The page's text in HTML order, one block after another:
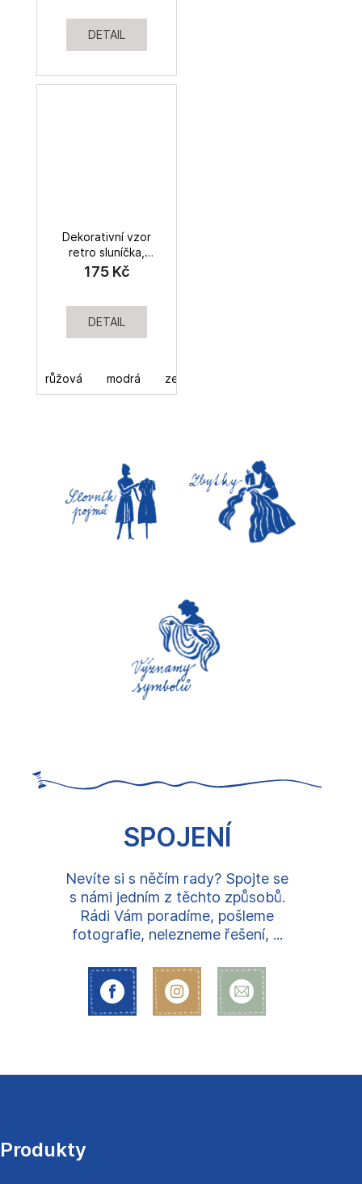
DETAIL
Dekorativní vzor
retro sluníčka,
biobavlněné plátno
175 Kč
DETAIL
růžová modrá zelená
SPOJENÍ
Nevíte si s něčím rady? Spojte se
s námi jedním z těchto způsobů.
Rádi Vám poradíme, pošleme
fotografie, nelezneme řešení, ...
a
Produkty